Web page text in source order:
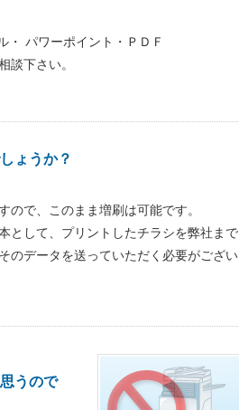
・ パワーポイント・ＰＤＦ
談下さい。
ょうか？
で、このまま増刷は可能です。
として、プリントしたチラシを弊社まで
のデータを送っていただく必要がござい
うので